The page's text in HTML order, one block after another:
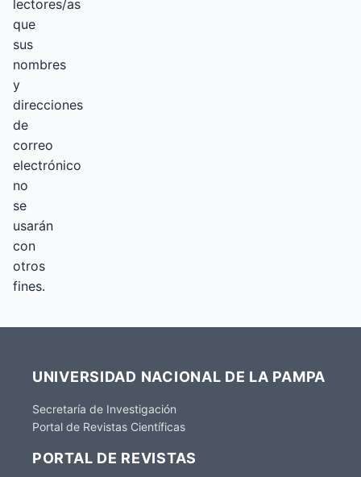
lectores/as
que
sus
nombres
y
direcciones
de
correo
electrónico
no
se
usarán
con
otros
fines.
UNIVERSIDAD NACIONAL DE LA PAMPA
Secretaría de Investigación
Portal de Revistas Científicas
PORTAL DE REVISTAS